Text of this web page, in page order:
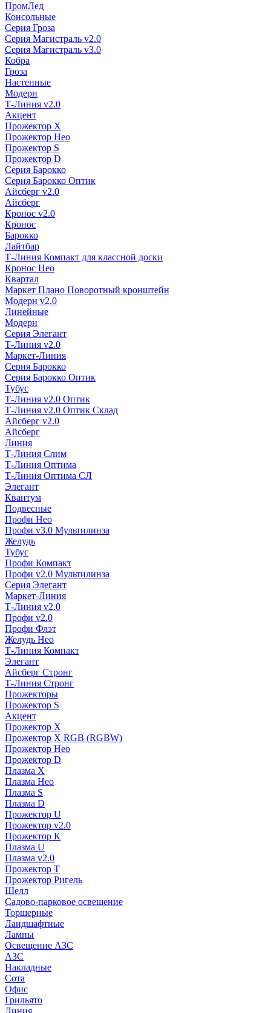
ПромЛед
Консольные
Серия Гроза
Серия Магистраль v2.0
Серия Магистраль v3.0
Кобра
Гроза
Настенные
Модерн
Т-Линия v2.0
Акцент
Прожектор X
Прожектор Нео
Прожектор S
Прожектор D
Серия Барокко
Серия Барокко Оптик
Айсберг v2.0
Айсберг
Кронос v2.0
Кронос
Барокко
Лайтбар
Т-Линия Компакт для классной доски
Кронос Нео
Квартал
Маркет Плано Поворотный кронштейн
Модерн v2.0
Линейные
Модерн
Серия Элегант
Т-Линия v2.0
Маркет-Линия
Серия Барокко
Серия Барокко Оптик
Тубус
Т-Линия v2.0 Оптик
Т-Линия v2.0 Оптик Склад
Айсберг v2.0
Айсберг
Линия
Т-Линия Слим
Т-Линия Оптима
Т-Линия Оптима СЛ
Элегант
Квантум
Подвесные
Профи Нео
Профи v3.0 Мультилинза
Желудь
Тубус
Профи Компакт
Профи v2.0 Мультилинза
Серия Элегант
Маркет-Линия
Т-Линия v2.0
Профи v2.0
Профи Флэт
Желудь Нео
Т-Линия Компакт
Элегант
Айсберг Стронг
Т-Линия Стронг
Прожекторы
Прожектор S
Акцент
Прожектор X
Прожектор Х RGB (RGBW)
Прожектор Нео
Прожектор D
Плазма X
Плазма Нео
Плазма S
Плазма D
Прожектор U
Прожектор v2.0
Прожектор К
Плазма U
Плазма v2.0
Прожектор Т
Прожектор Ригель
Шелл
Садово-парковое освещение
Торшерные
Ландшафтные
Лампы
Освещение АЗС
АЗС
Накладные
Сота
Офис
Грильято
Линия